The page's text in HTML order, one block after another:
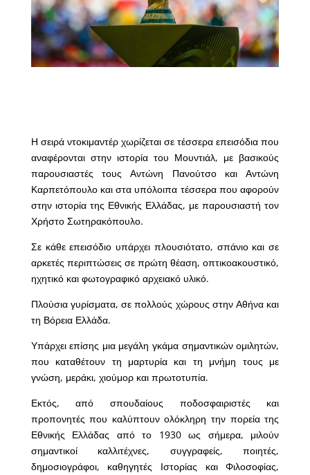
Η σειρά ντοκιμαντέρ χωρίζεται σε τέσσερα επεισόδια που
αναφέρονται στην ιστορία του Μουντιάλ, με βασικούς
παρουσιαστές τους Αντώνη Πανούτσο και Αντώνη
Καρπετόπουλο και στα υπόλοιπα τέσσερα που αφορούν
στην ιστορία της Εθνικής Ελλάδας, με παρουσιαστή τον
Χρήστο Σωτηρακόπουλο.
Σε κάθε επεισόδιο υπάρχει πλουσιότατο, σπάνιο και σε
αρκετές περιπτώσεις σε πρώτη θέαση, οπτικοακουστικό,
ηχητικό και φωτογραφικό αρχειακό υλικό.
Πλούσια γυρίσματα, σε πολλούς χώρους στην Αθήνα και
τη Βόρεια Ελλάδα.
Υπάρχει επίσης μια μεγάλη γκάμα σημαντικών ομιλητών,
που καταθέτουν τη μαρτυρία και τη μνήμη τους με
γνώση, μεράκι, χιούμορ και πρωτοτυπία.
Εκτός, από σπουδαίους ποδοσφαιριστές και
προπονητές που καλύπτουν ολόκληρη την πορεία της
Εθνικής Ελλάδας από το 1930 ως σήμερα, μιλούν
σημαντικοί καλλιτέχνες, συγγραφείς, ποιητές,
δημοσιογράφοι, καθηγητές Ιστορίας και Φιλοσοφίας,